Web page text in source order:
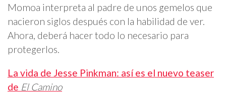
Momoa interpreta al padre de unos gemelos que
nacieron siglos después con la habilidad de ver.
Ahora, deberá hacer todo lo necesario para
protegerlos.
La vida de Jesse Pinkman: así es el nuevo teaser
de El Camino